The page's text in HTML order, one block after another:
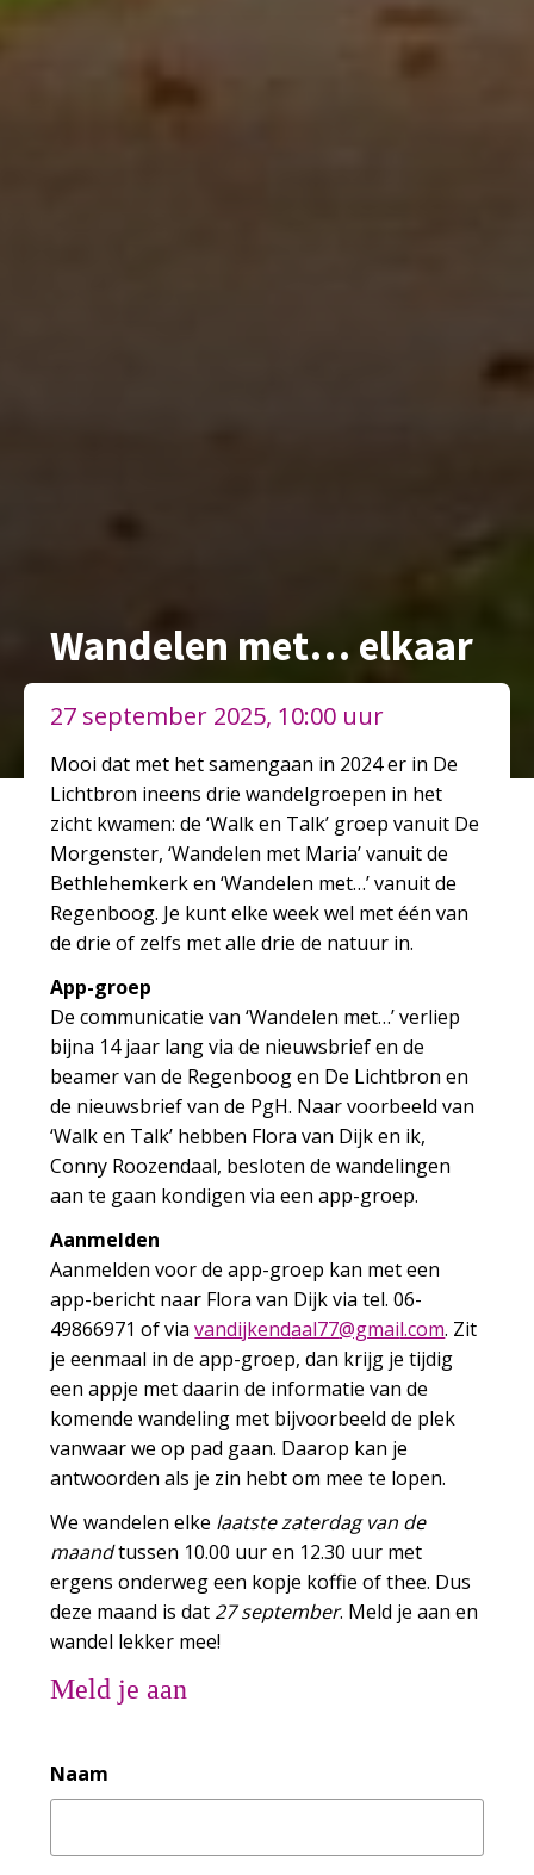
Wandelen met… elkaar
27 september 2025, 10:00 uur
Mooi dat met het samengaan in 2024 er in De
Lichtbron ineens drie wandelgroepen in het
zicht kwamen: de ‘Walk en Talk’ groep vanuit De
Morgenster, ‘Wandelen met Maria’ vanuit de
Bethlehemkerk en ‘Wandelen met…’ vanuit de
Regenboog. Je kunt elke week wel met één van
de drie of zelfs met alle drie de natuur in.
App-groep
De communicatie van ‘Wandelen met…’ verliep
bijna 14 jaar lang via de nieuwsbrief en de
beamer van de Regenboog en De Lichtbron en
de nieuwsbrief van de PgH. Naar voorbeeld van
‘Walk en Talk’ hebben Flora van Dijk en ik,
Conny Roozendaal, besloten de wandelingen
aan te gaan kondigen via een app-groep.
Aanmelden
Aanmelden voor de app-groep kan met een
app-bericht naar Flora van Dijk via tel. 06-
49866971 of via
moc.l
iamg@
77laa
dnekj
idnav
. Zit
je eenmaal in de app-groep, dan krijg je tijdig
een appje met daarin de informatie van de
komende wandeling met bijvoorbeeld de plek
vanwaar we op pad gaan. Daarop kan je
antwoorden als je zin hebt om mee te lopen.
We wandelen elke laatste zaterdag van de
maandtussen 10.00 uur en 12.30 uur met
ergens onderweg een kopje koffie of thee. Dus
deze maand is dat 27 september. Meld je aan en
wandel lekker mee!
Meld je aan
Naam